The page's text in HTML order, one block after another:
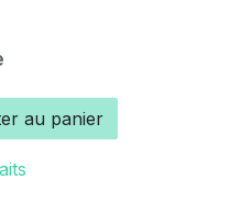
au panier